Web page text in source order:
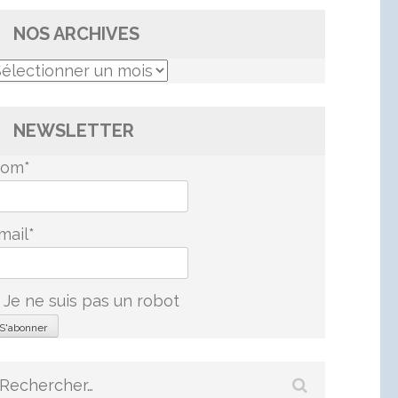
NOS ARCHIVES
NEWSLETTER
Je ne suis pas un robot
Rechercher :